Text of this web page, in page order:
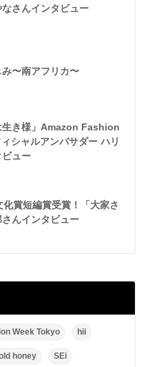
さんインタビュー
〜南アフリカ〜
生き様」Amazon Fashion
シャルアンバサダー ハリ
ュー
賞短編賞受賞！「大家さ
んインタビュー
Week Tokyo hii
honey SEi